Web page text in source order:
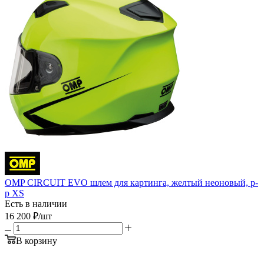
OMP CIRCUIT EVO шлем для картинга, желтый неоновый, р-
р XS
Есть в наличии
16 200 ₽/шт
В корзину